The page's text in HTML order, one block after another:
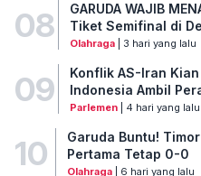
08
GARUDA WAJIB
Tiket Semifinal di
Olahraga| 3 hari yang lalu
09
Konflik AS-Iran Kian
Indonesia Ambil
Parlemen| 4 hari yang lalu
10
Garuda Buntu!
Pertama Tetap 0-0
Olahraga| 6 hari yang lalu